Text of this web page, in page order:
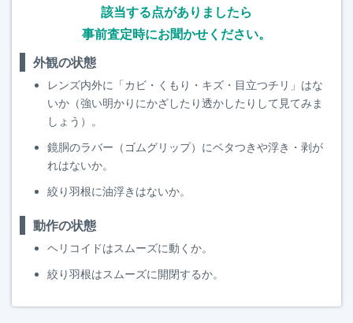
該当する点がありましたら
事前査定時にお聞かせください。
外観の状態
レンズ内外に「カビ・くもり・キズ・目立つチリ」はな
いか（強い明かりにかざしたり透かしたりして見てみま
しょう）。
鏡胴のラバー（ゴムグリップ）にベタつきや浮き・剥が
れはないか。
絞り羽根に油浮きはないか。
動作の状態
ヘリコイドはスムーズに動くか。
絞り羽根はスムーズに開閉するか。